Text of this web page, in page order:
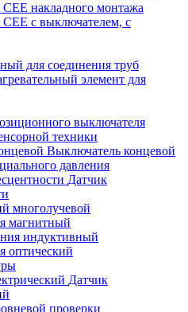
СЕЕ накладного монтажа
СЕЕ с выключателем, с
для соединения труб
элемент для
выключателя
техники
Выключатель концевой
давления
Датчик
многолучевой
магнитный
индуктивный
оптический
Датчик
проверки